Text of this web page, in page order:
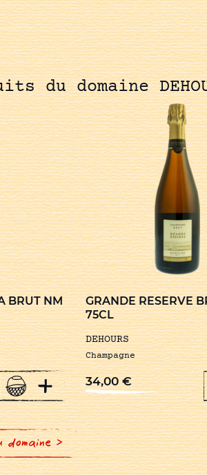
du domaine
BRUT NM
+
GRANDE RESERVE
75CL
DEHOURS
Champagne
34,00€
domaine >